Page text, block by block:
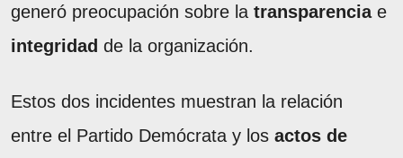
generó preocupación sobre la transparenciae
integridad de la organización.
Estos dos incidentes muestran la relación
entre el Partido Demócrata y los actos de